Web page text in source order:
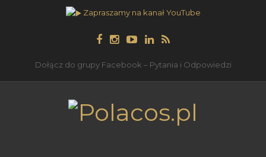
Zapraszamy na kanał YouTube
Dołącz do grupy Facebook – Pytania i Odpowiedzi